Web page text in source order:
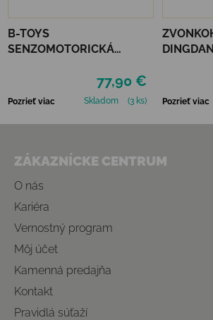
B-TOYS
SENZOMOTORICKÁ
HUDOBNÁ - BALANCE &
GROOVE
77,90 €
Pozrieť viac Skladom (3 ks) Pozrieť viac
ZÁKAZNÍCKE CENTRUM
O nás
Kariéra
Vernostný program
Môj účet
Kamenná predajňa
Kontakt
Pravidlá súťaží